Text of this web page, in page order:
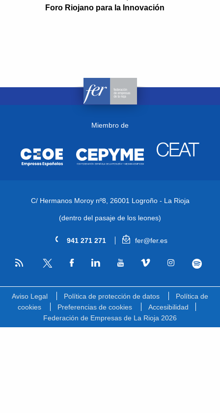
Foro Riojano para la Innovación
Miembro de
C/ Hermanos Moroy nº8, 26001 Logroño - La Rioja
(dentro del pasaje de los leones)
941 271 271 fer@fer.es
RSS
Aviso Legal Política de protección de datos
Política de
cookies
Preferencias de cookies
Accesibilidad
Federación de Empresas de La Rioja 2026